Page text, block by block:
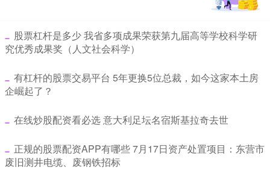
​股票杠杆是多少 我省多项成果荣获第九届高等学校科学研
究优秀成果奖（人文社会科学）
​有杠杆的股票交易平台 5年更换5位总裁，如今这家本土房
企崛起了？
​在线炒股配资看必选 意大利足坛名宿斯基拉奇去世
​正规的股票配资APP有哪些 7月17日资产处置项目：东营市
废旧测井电缆、废钢铁招标